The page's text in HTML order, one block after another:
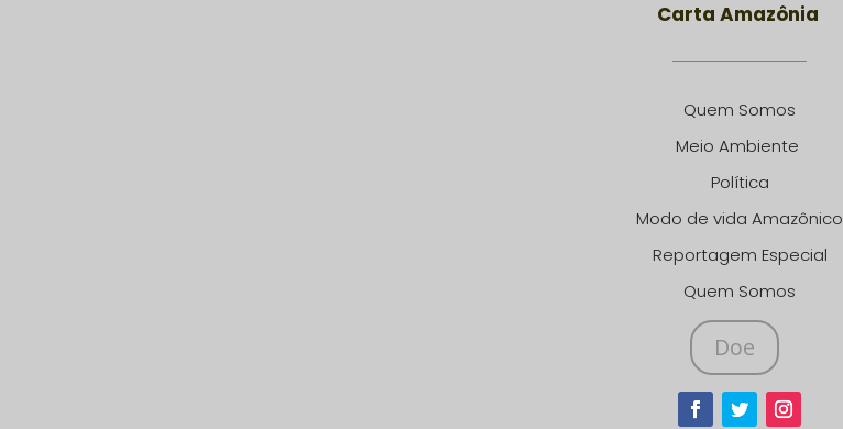
Carta Amazônia
Quem Somos
Meio Ambiente
Política
Modo de vida Amazônico
Reportagem Especial
Quem Somos
Doe